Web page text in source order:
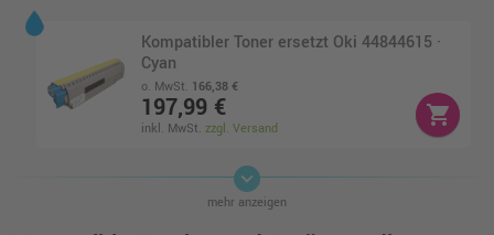
Kompatibler Toner ersetzt Oki 44844615 ·
Cyan
o. MwSt. 166,38 €
197,99 €
inkl. MwSt.zzgl. Versand
shopping_cart
Kompatibler Toner ersetzt Oki 44844616 ·
keyboard_arrow_down
mehr anzeigen